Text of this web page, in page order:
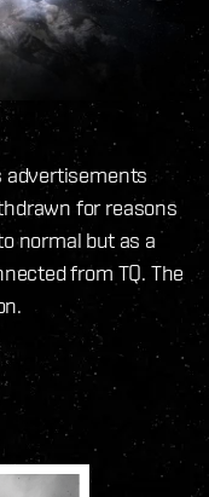
advertisements
for reasons
normal but as a
from TQ. The